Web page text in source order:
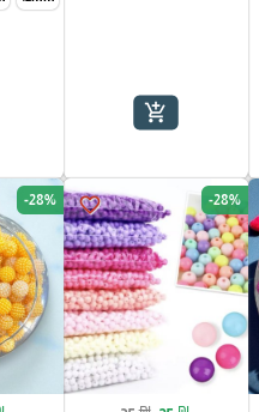
add_shopping_cart
favorite_border -28%
-28%